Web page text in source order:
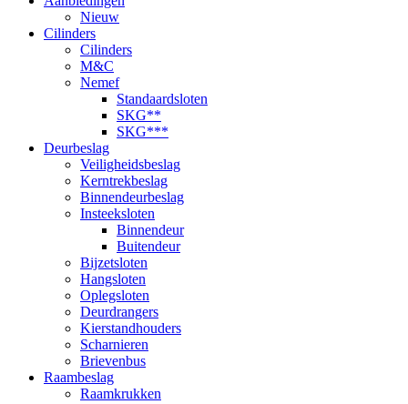
Nieuw
Cilinders
Cilinders
M&C
Nemef
Standaardsloten
SKG**
SKG***
Deurbeslag
Veiligheidsbeslag
Kerntrekbeslag
Binnendeurbeslag
Insteeksloten
Binnendeur
Buitendeur
Bijzetsloten
Hangsloten
Oplegsloten
Deurdrangers
Kierstandhouders
Scharnieren
Brievenbus
Raambeslag
Raamkrukken